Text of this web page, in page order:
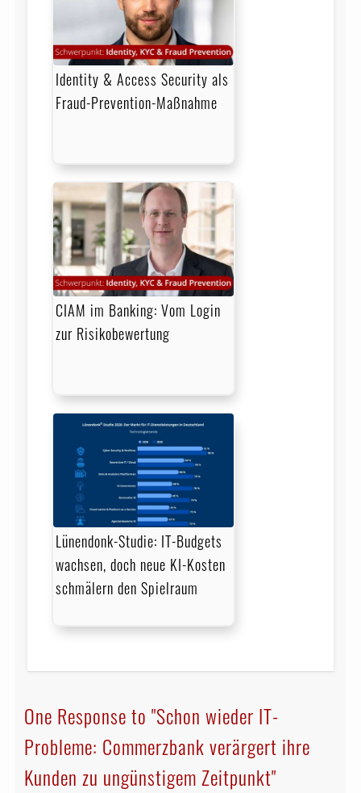
Identity & Access Security als
Fraud-Prevention-Maßnahme
CIAM im Banking: Vom Login
zur Risikobewertung
Lünendonk-Studie: IT-Budgets
wachsen, doch neue KI-Kosten
schmälern den Spielraum
One Response to "Schon wieder IT-
Probleme: Commerzbank verärgert ihre
Kunden zu ungünstigem Zeitpunkt"